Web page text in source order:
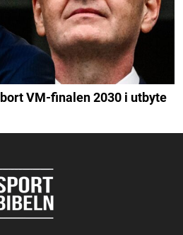
VM-finalen 2030 i utbyte